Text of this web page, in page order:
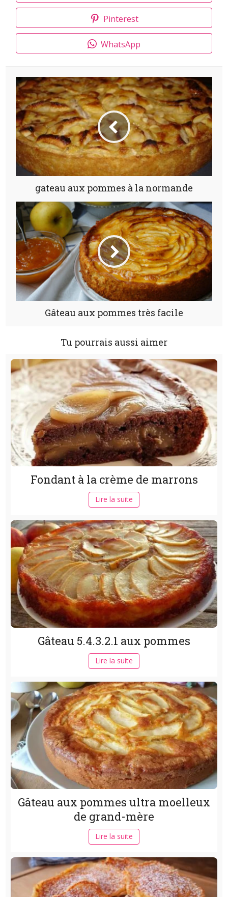
Pinterest
WhatsApp
gateau aux pommes à la normande
Gâteau aux pommes très facile
Tu pourrais aussi aimer
Fondant à la crème de marrons
Lire la suite
Gâteau 5.4.3.2.1 aux pommes
Lire la suite
Gâteau aux pommes ultra moelleux
de grand-mère
Lire la suite